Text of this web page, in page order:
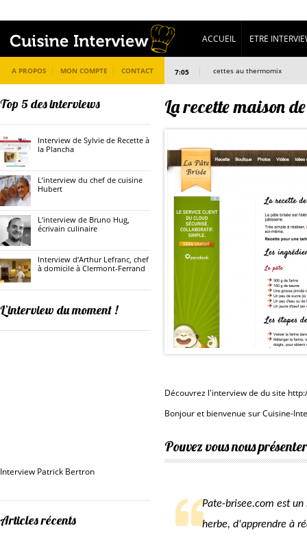
ACCUEIL ETRE
A PROPOS MON COMPTE CONTACT 7:05
L’interview de omothermix, recettes au thermomix
Top 5 des interviews
Interview de Sylvie de Recette à
la Plancha
L’interview du chef de cuisine
Hubert
L’interview de Bruno Hug,
écrivain culinaire
Interview d’Arthur Lefranc, chef
à domicile à Clermont-Ferrand
L’interview du moment !
Interview Patrick Bertron
Articles récents
La recette maison
Découvrez l'interview de du site
Bonjour et bienvenue sur Cuisine-
Pouvez vous nous
Pate-brisee.com est
herbe, d'apprendre à